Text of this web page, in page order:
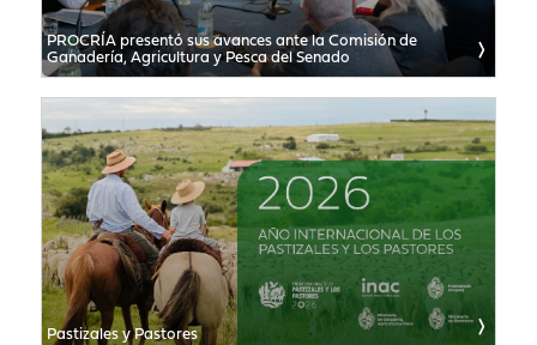
PROCRÍA presentó sus avances ante la Comisión de
Ganadería, Agricultura y Pesca del Senado
Pastizales y Pastores